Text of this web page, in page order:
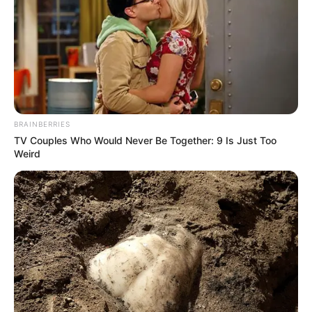
(Längengrad) = 10.1387.
Der westlich von Immenstadt im Ortsteil Bühl am Alpsee
liegende Große Alpsee als Markierung auf der Landkarte
von OpenStreetMap:
Lageplan alsgrößere Karte zeigen.
BRAINBERRIES
TV Couples Who Would Never Be Together: 9 Is Just Too
Weird